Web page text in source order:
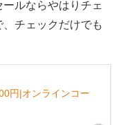
ルならやはりチェ
チェックだけでも
円|オンラインコー